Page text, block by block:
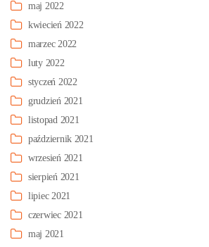
maj 2022
kwiecień 2022
marzec 2022
luty 2022
styczeń 2022
grudzień 2021
listopad 2021
październik 2021
wrzesień 2021
sierpień 2021
lipiec 2021
czerwiec 2021
maj 2021